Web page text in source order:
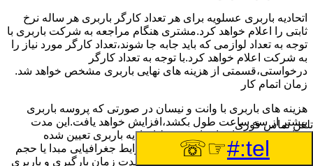
اتحادیه باربری عسلویه برای هر تعداد کارگر باربری هر ساله نرخ
ثابتی را اعلام خواهد کرد.مشتری هنگام مراجعه به شرکت باربری با
توجه به تعداد لوازمی که باید جابه جا شوند،تعداد کارگر مورد نیاز را
به شرکت اعلام خواهد کرد.با توجه به تعداد کارگر
درخواستی،قسمتی از هزینه های نهایی باربری مشخص خواهد شد.
زمان اتمام کار
هزینه های باربری با وانت و نیسان در صورتی که پروسه باربری
بیشتر از سه ساعت طول بکشد،افزایش خواهد یافت.این مدت
زمان به صورت استادندارد توسط اتحادیه باربری تعیین شده
است.عواملی مثل آب وهوا،ترافیک،شرایط جغرافیایی مبدا یا حجم
زیاد لوازم ممکن است باعث افزایش مدت زمان بارگیری و باربری
تلفن تماس فوری
tel:#
☞☏